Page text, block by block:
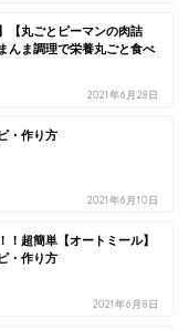
【丸ごとピーマンの肉詰
んま調理で栄養丸ごと食べ
2021年6月28日
・作り方
2021年6月10日
！超簡単【オートミール】
・作り方
2021年6月8日